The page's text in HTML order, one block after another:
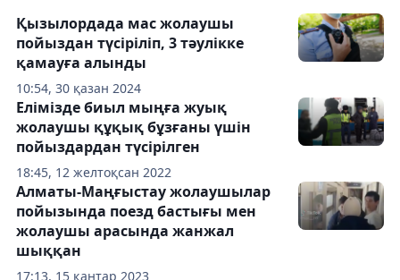
10:54, 30 қазан 2024
Қызылордада мас жолаушы
пойыздан түсіріліп, 3 тәулікке
қамауға алынды
18:45, 12 желтоқсан 2022
Елімізде биыл мыңға жуық
жолаушы құқық бұзғаны үшін
пойыздардан түсірілген
17:13, 15 қаңтар 2023
Алматы-Маңғыстау жолаушылар
пойызында поезд бастығы мен
жолаушы арасында жанжал
шыққан